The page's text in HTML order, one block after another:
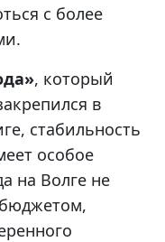
с более
, который
в
стабильность
особое
на Волге не